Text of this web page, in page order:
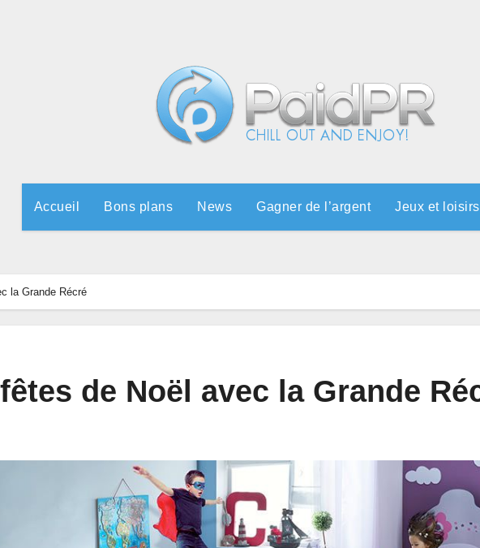
Accueil Bons plans News Gagner de l’argent Jeux et loisirs
la Grande Récré
de Noël avec la Grande